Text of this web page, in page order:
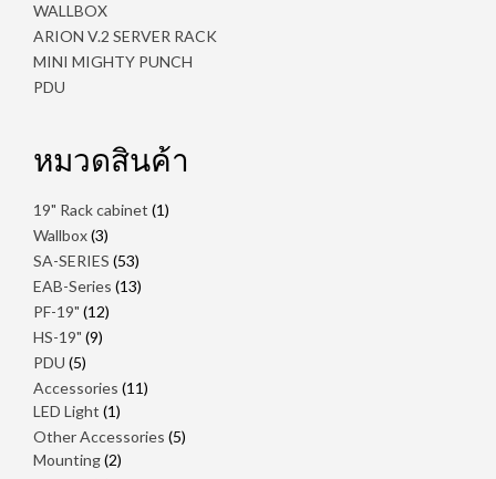
WALLBOX
ARION V.2 SERVER RACK
MINI MIGHTY PUNCH
PDU
หมวดสินค้า
19" Rack cabinet 11
Wallbox 33
สินค้า
SA-SERIES 5353
สินค้า
EAB-Series 1313
PF-19" 1212
HS-19" 99
PDU 55
สินค้า
Accessories 1111
LED Light 11
สินค้า
Other Accessories 55
Mounting 22